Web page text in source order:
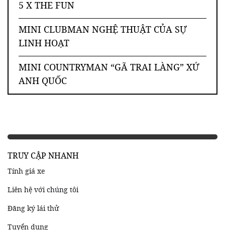
5 X THE FUN
MINI CLUBMAN NGHỆ THUẬT CỦA SỰ
LINH HOẠT
MINI COUNTRYMAN “GÃ TRAI LÀNG” XỨ
ANH QUỐC
TRUY CẬP NHANH
Tính giá xe
Liên hệ với chúng tôi
Đăng ký lái thử
Tuyển dụng